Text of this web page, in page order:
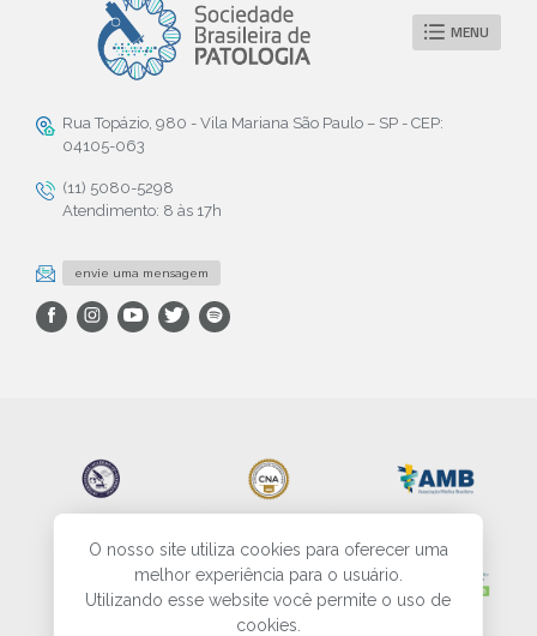
O nosso site utiliza cookies para oferecer uma
melhor experiência para o usuário.
Utilizando esse website você permite o uso de
cookies.
MENU
Rua Topázio, 980 - Vila Mariana São Paulo – SP - CEP:
04105-063
(11) 5080-5298
Atendimento: 8 às 17h
envie uma mensagem